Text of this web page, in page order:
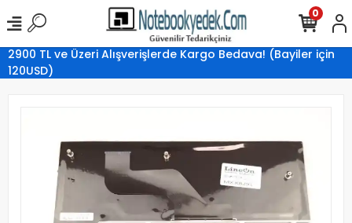
2900 TL ve Üzeri Alışverişlerde Kargo Bedava! (Bayiler için
120USD)
0